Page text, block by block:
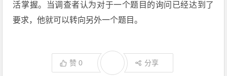
活掌握。当调查者认为对于一个题目的询问已经达到了
要求，他就可以转向另外一个题目。
赞0 分享